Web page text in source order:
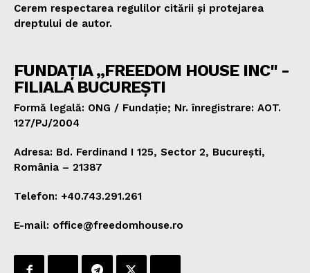
Cerem respectarea regulilor citării și protejarea
dreptului de autor.
FUNDAȚIA „FREEDOM HOUSE INC" -
FILIALA BUCUREȘTI
Formă legală: ONG / Fundație; Nr. înregistrare: AOT.
127/PJ/2004
Adresa: Bd. Ferdinand I 125, Sector 2, București,
România – 21387
Telefon: +40.743.291.261
E-mail: office@freedomhouse.ro